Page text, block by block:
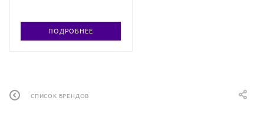
ПОДРОБНЕЕ
СПИСОК БРЕНДОВ